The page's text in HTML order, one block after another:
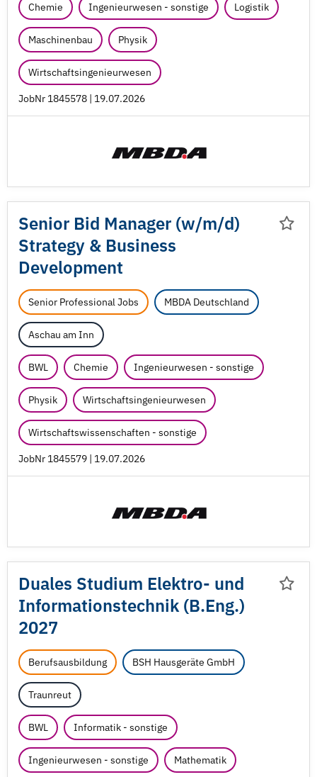
Chemie Ingenieurwesen - sonstige Logistik
Maschinenbau Physik
Wirtschaftsingenieurwesen
JobNr 1845578 | 19.07.2026
Senior Bid Manager (w/m/d)
Strategy & Business
Development
Senior Professional Jobs MBDA Deutschland
Aschau am Inn
BWL Chemie Ingenieurwesen - sonstige
Physik Wirtschaftsingenieurwesen
Wirtschaftswissenschaften - sonstige
JobNr 1845579 | 19.07.2026
Duales Studium Elektro- und
Informationstechnik (B.Eng.)
2027
Berufsausbildung BSH Hausgeräte GmbH
Traunreut
BWL Informatik - sonstige
Ingenieurwesen - sonstige Mathematik